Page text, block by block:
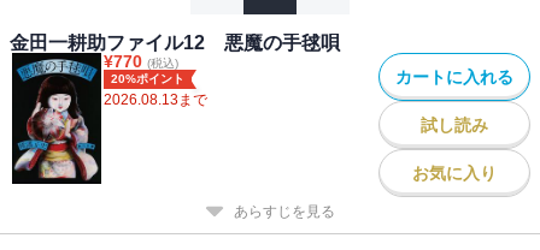
金田一耕助ファイル12 悪魔の手毬唄
¥770 (税込)
20%ポイント
2026.08.13まで
カートに入れる
試し読み
お気に入り
あらすじを見る